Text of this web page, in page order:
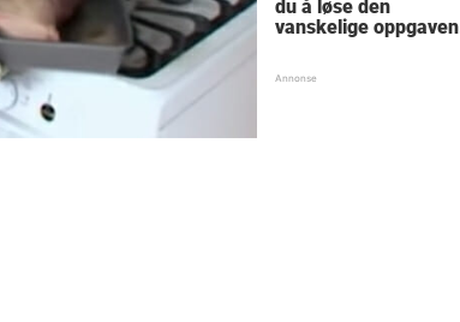
du å løse den
vanskelige oppgaven